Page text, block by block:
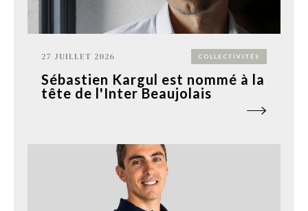
27 JUILLET 2026 COLLECTIVITÉS
Sébastien Kargul est nommé à la
tête de l'Inter Beaujolais